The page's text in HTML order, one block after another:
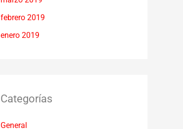
febrero 2019
enero 2019
Categorías
General